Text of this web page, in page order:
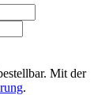
Mit der
.